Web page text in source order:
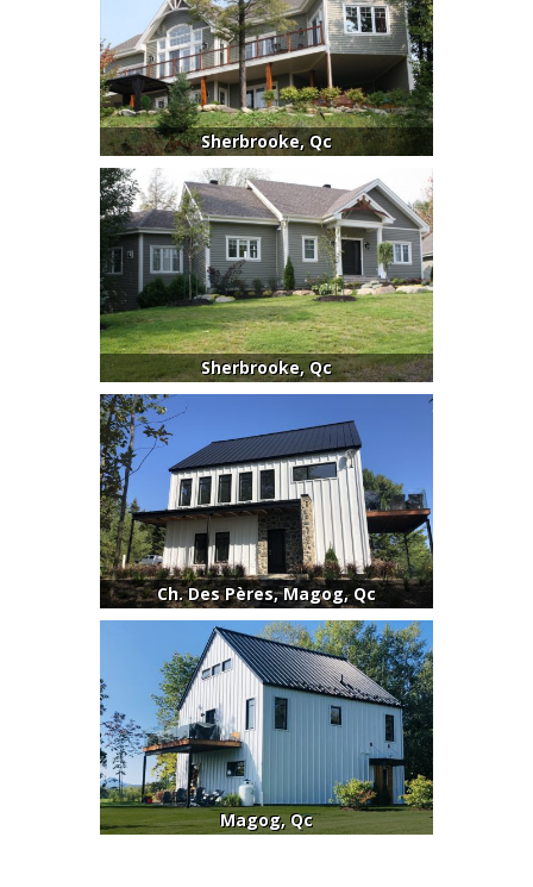
Sherbrooke, Qc
Sherbrooke, Qc
Ch. Des Pères, Magog, Qc
Magog, Qc